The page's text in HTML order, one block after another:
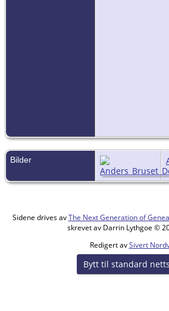
Bilder
Sidene drives avThe Next Generation of
skrevet av Darrin Lythgoe ©
Redigert avSivert
Bytt til standard